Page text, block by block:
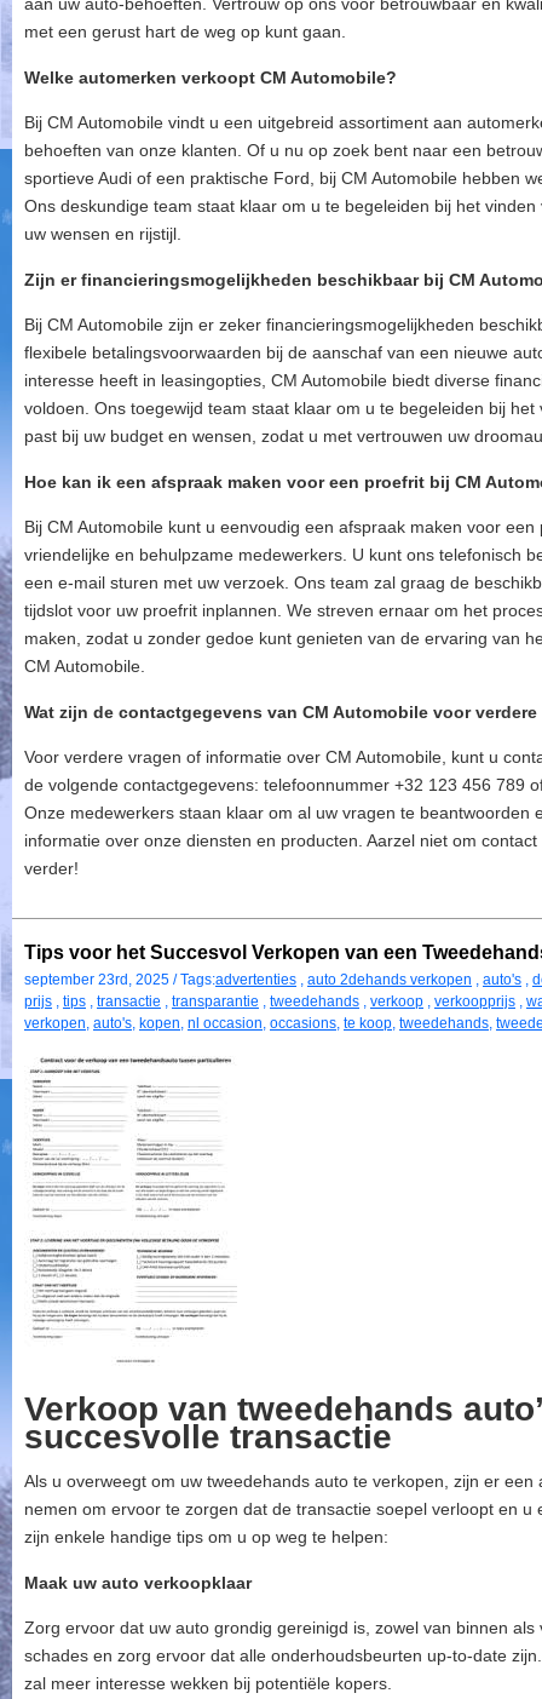
met een gerust hart de weg op kunt gaan.
Welke automerken verkoopt CM Automobile?
Bij CM Automobile vindt u een uitgebreid assortiment aan
behoeften van onze klanten. Of u nu op zoek bent naar een
sportieve Audi of een praktische Ford, bij CM Automobile hebben
Ons deskundige team staat klaar om u te begeleiden bij het
uw wensen en rijstijl.
Zijn er financieringsmogelijkheden beschikbaar bij CM
Bij CM Automobile zijn er zeker financieringsmogelijkheden
flexibele betalingsvoorwaarden bij de aanschaf van een nieuwe
interesse heeft in leasingopties, CM Automobile biedt diverse
voldoen. Ons toegewijd team staat klaar om u te begeleiden bij
past bij uw budget en wensen, zodat u met vertrouwen uw
Hoe kan ik een afspraak maken voor een proefrit bij CM
Bij CM Automobile kunt u eenvoudig een afspraak maken voor
vriendelijke en behulpzame medewerkers. U kunt ons telefonisch
een e-mail sturen met uw verzoek. Ons team zal graag de
tijdslot voor uw proefrit inplannen. We streven ernaar om het
maken, zodat u zonder gedoe kunt genieten van de ervaring van
CM Automobile.
Wat zijn de contactgegevens van CM Automobile voor
Voor verdere vragen of informatie over CM Automobile, kunt u
de volgende contactgegevens: telefoonnummer +32 123 456 789
Onze medewerkers staan klaar om al uw vragen te beantwoorden
informatie over onze diensten en producten. Aarzel niet om
verder!
Tips voor het Succesvol Verkopen van een
september 23rd, 2025 / Tags:advertenties , auto 2dehands verkopen , auto's ,
prijs , tips , transactie , transparantie , tweedehands , verkoop , verkoopprijs ,
verkopen, auto's, kopen, nl occasion, occasions, te koop, tweedehands,
Verkoop van tweedehands
succesvolle transactie
Als u overweegt om uw tweedehands auto te verkopen, zijn er
nemen om ervoor te zorgen dat de transactie soepel verloopt en
zijn enkele handige tips om u op weg te helpen:
Maak uw auto verkoopklaar
Zorg ervoor dat uw auto grondig gereinigd is, zowel van binnen
schades en zorg ervoor dat alle onderhoudsbeurten up-to-date
zal meer interesse wekken bij potentiële kopers.